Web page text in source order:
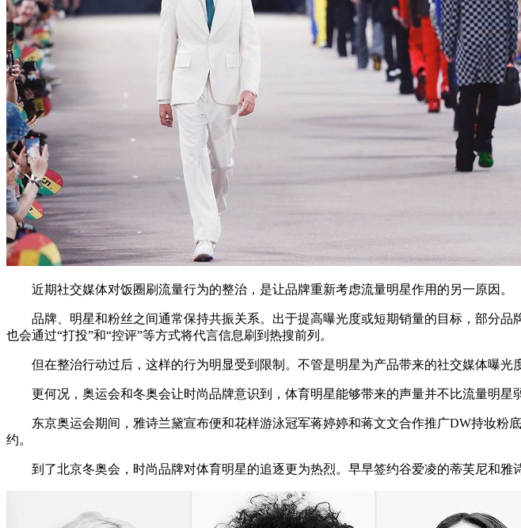
近期社交媒体对饭圈刷流量行为的整治，是让品牌重新考虑流量明星作用的另一原因。
品牌、明星和粉丝之间通常保持共振关系。出于提高曝光度或短期销量的目标，部分品
也会通过“打投”和“控评”等方式将代言信息刷到热搜前列。
但在整治行动过后，这样的行为明显受到限制。不管是明星为产品带来的社交媒体曝光
更何况，奥运会和冬奥会让时尚品牌意识到，体育明星能够带来的声量并不比流量明星弱
东京奥运会期间，雅诗兰黛宣布便和花样游泳冠军蒋婷婷和蒋文文合作推广DW持妆粉
约。
到了北京冬奥会，时尚品牌对体育明星的追逐更为热烈。早早签约谷爱凌的蒂芙尼和雅